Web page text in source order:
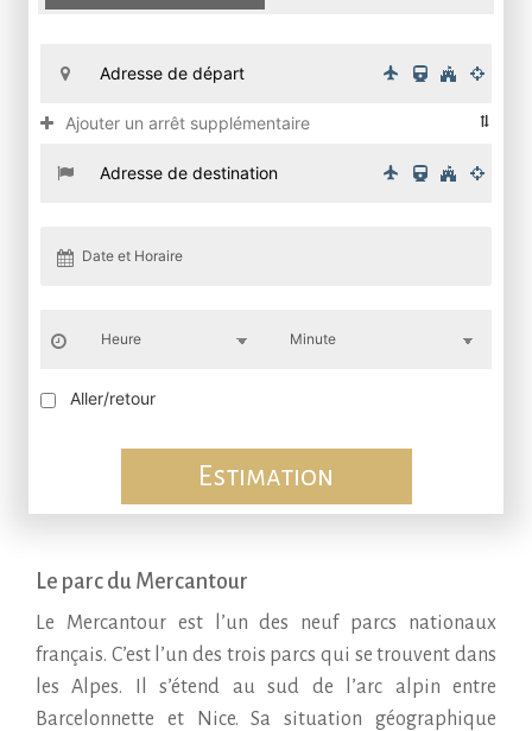
Ajouter un arrêt supplémentaire
Aller/retour
Estimation
Le parc du Mercantour
Le Mercantour est l’un des neuf parcs nationaux
français. C’est l’un des trois parcs qui se trouvent dans
les Alpes. Il s’étend au sud de l’arc alpin entre
Barcelonnette et Nice. Sa situation géographique